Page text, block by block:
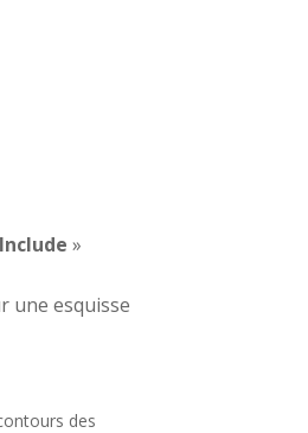
Include »
une esquisse
des